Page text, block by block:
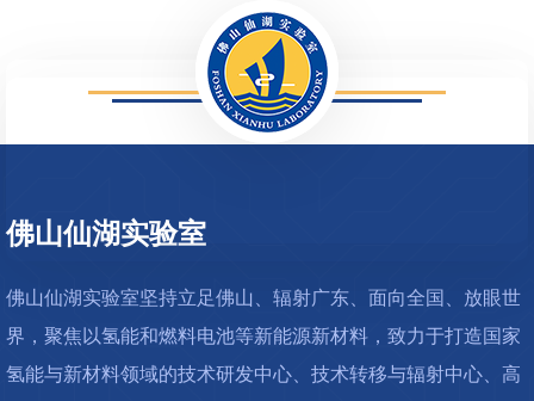
佛山仙湖实验室
佛山仙湖实验室坚持立足佛山、辐射广东、面向全国、放眼世
界，聚焦以氢能和燃料电池等新能源新材料，致力于打造国家
氢能与新材料领域的技术研发中心、技术转移与辐射中心、高